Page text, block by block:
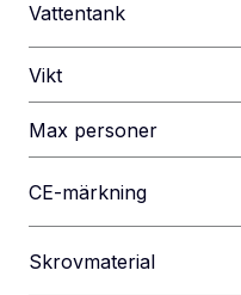
Vattentank
Vikt
Max personer
CE-märkning
Skrovmaterial